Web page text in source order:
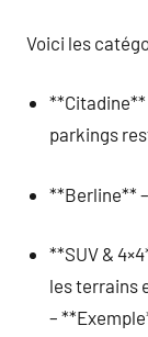
Voici les
**Citadine**
parkings
**Berline**
**SUV &
les terrains
–